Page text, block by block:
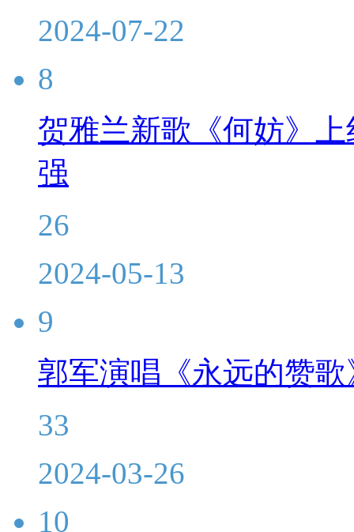
2024-07-22
8
贺雅兰新歌《何妨》
强
26
2024-05-13
9
郭军演唱《永远的赞
33
2024-03-26
10